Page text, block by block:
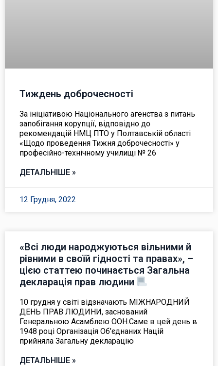
Тиждень доброчесності
За ініціативою Національного агенства з питань
запобігання корупції, відповідно до
рекомендацій НМЦ ПТО у Полтавській області
«Щодо проведення Тижня доброчесності» у
професійно-технічному училищі № 26
ДЕТАЛЬНІШЕ »
12 Грудня, 2022
«Всі люди народжуються вільними й
рівними в своїй гідності та правах», –
цією статтею починається Загальна
декларація прав людини
10 грудня у світі відзначають МІЖНАРОДНИЙ
ДЕНЬ ПРАВ ЛЮДИНИ, заснований
Генеральною Асамблею ООН.Саме в цей день в
1948 році Організація Об’єднаних Націй
прийняла Загальну декларацію
ДЕТАЛЬНІШЕ »